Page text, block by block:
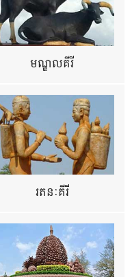
មណ្ឌលគីរី
រតនៈគីរី